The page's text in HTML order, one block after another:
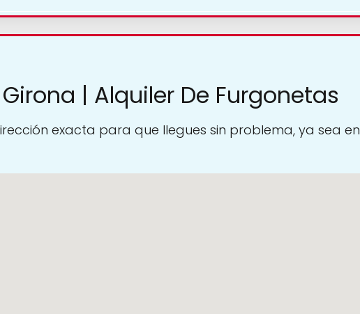
| Alquiler De Furgonetas
exacta para que llegues sin problema, ya sea en